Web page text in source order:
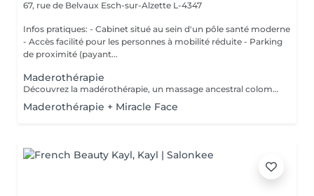
67, rue de Belvaux Esch-sur-Alzette L-4347
Infos pratiques: - Cabinet situé au sein d'un pôle santé moderne
- Accès facilité pour les personnes à mobilité réduite - Parking
de proximité (payant...
Maderothérapie
Découvrez la madérothérapie, un massage ancestral colombien réalisé avec des instruments en bois. Performant sur la cellulite, le raffermissement de la peau et la détente musculaire, il stimule la circulation sanguine et lymphatique pour un effet sculptant naturel et durable. Sélectionnez votre zone...sensation de bien-être garanties! Contre-indications: oedèmes, phlébites, affections cutanées, grossesse. Recommandations: Un drainage lymphatique sera toujours préconisé en amont pour bénéficier d'une qualité optimale de soin. Cure de 1 séance/ semaine sur une courte période pour un résultat express, puis entretien toutes les 3 semaines.
Maderothérapie + Miracle Face